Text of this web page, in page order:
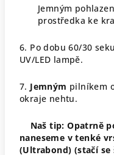
Jemným
prostředka ke
6. Po dobu 60/30
UV/LED lampě.
7. Jemným pilníkem
okraje nehtu.
Naš tip: Opatrně
naneseme v tenké
(Ultrabond) (stačí